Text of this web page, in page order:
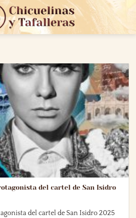
del cartel de San Isidro
del cartel de San Isidro 2025